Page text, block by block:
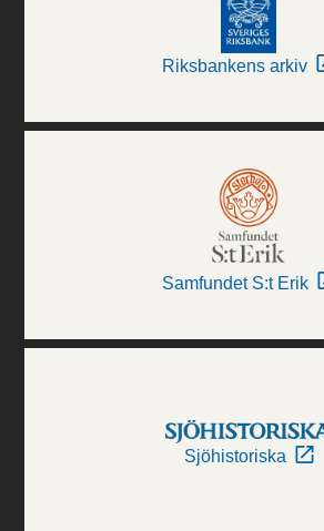
Riksbankens arkiv
Samfundet S:t Erik
Sjöhistoriska